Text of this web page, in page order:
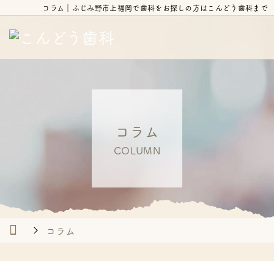
コラム｜ふじみ野市上福岡で歯科をお探しの方はこんどう歯科まで
コラム
COLUMN
コラム